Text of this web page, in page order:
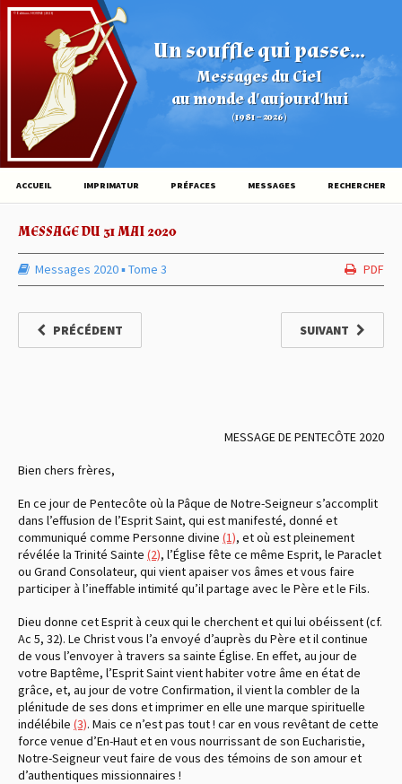
Un souffle qui passe...
Messages du Ciel
au monde d'aujourd'hui
(1981 – 2026)
© Éditions HOVINE (2026)
ACCUEIL IMPRIMATUR PRÉFACES MESSAGES RECHERCHER
MESSAGE DU 31 MAI 2020
Messages 2020▪︎Tome 3 PDF
PRÉCÉDENT SUIVANT
MESSAGE DE PENTECÔTE 2020
Bien chers frères,
En ce jour de Pentecôte où la Pâque de Notre-Seigneur s’accomplit
dans l’effusion de l’Esprit Saint, qui est manifesté, donné et
communiqué comme Personne divine (1), et où est pleinement
révélée la Trinité Sainte (2), l’Église fête ce même Esprit, le Paraclet
ou Grand Consolateur, qui vient apaiser vos âmes et vous faire
participer à l’ineffable intimité qu’il partage avec le Père et le Fils.
Dieu donne cet Esprit à ceux qui le cherchent et qui lui obéissent(cf.
Ac 5, 32). Le Christ vous l’a envoyé d’auprès du Père et il continue
de vous l’envoyer à travers sa sainte Église. En effet, au jour de
votre Baptême, l’Esprit Saint vient habiter votre âme en état de
grâce, et, au jour de votre Confirmation, il vient la combler de la
plénitude de ses dons et imprimer en elle une marque spirituelle
indélébile (3). Mais ce n’est pas tout ! car en vous revêtant de cette
force venue d’En-Haut et en vous nourrissant de son Eucharistie,
Notre-Seigneur veut faire de vous des témoins de son amour et
d’authentiques missionnaires !